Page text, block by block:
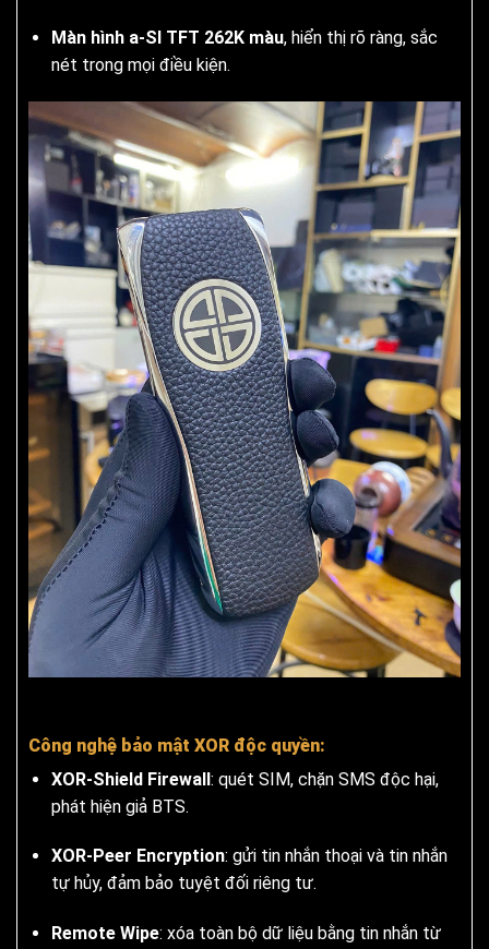
Màn hình a-SI TFT 262K màu, hiển thị rõ ràng, sắc
nét trong mọi điều kiện.
Công nghệ bảo mật XOR độc quyền:
XOR-Shield Firewall: quét SIM, chặn SMS độc hại,
phát hiện giả BTS.
XOR-Peer Encryption: gửi tin nhắn thoại và tin nhắn
tự hủy, đảm bảo tuyệt đối riêng tư.
Remote Wipe: xóa toàn bộ dữ liệu bằng tin nhắn từ